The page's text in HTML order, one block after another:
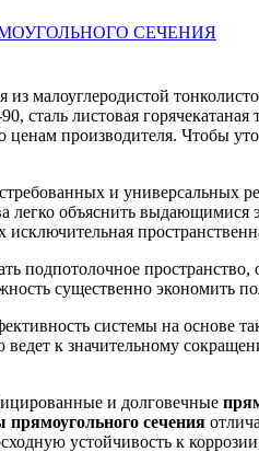
СЕЧЕНИЯ
малоуглеродистой
90, сталь листовая
производителя. Чтобы
и универсальных
легко объяснить
исключительная
подпотолочное
существенно экономить
системы на основе
к значительному
и долговечные
прямоугольного сечения
устойчивость к